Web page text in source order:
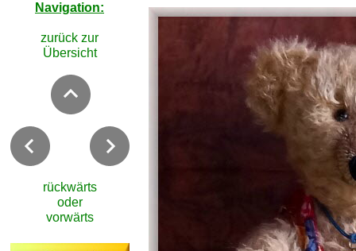
Navigation:
zurück zur
Übersicht
rückwärts
oder
vorwärts